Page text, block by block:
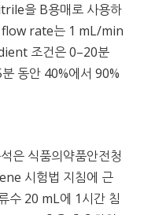
을 B용매로 사용하
flow rate는 1 mL/min
조건은 0–20분
동안 40%에서 90%
은 식품의약품안전청
시험법 지침에 근
수 20 mL에 1시간 침